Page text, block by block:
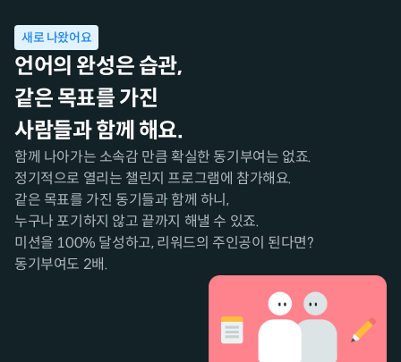
새로 나왔어요
언어의 완성은 습관,
같은 목표를 가진
사람들과 함께 해요.
함께 나아가는 소속감 만큼 확실한 동기부여는 없죠.
정기적으로 열리는 챌린지 프로그램에 참가해요.
같은 목표를 가진 동기들과 함께 하니,
누구나 포기하지 않고 끝까지 해낼 수 있죠.
미션을 100% 달성하고, 리워드의 주인공이 된다면?
동기부여도 2배.